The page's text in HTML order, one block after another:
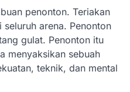
penonton. Teriakan
arena. Penonton
gulat. Penonton itu
menyaksikan sebuah
teknik, dan mental